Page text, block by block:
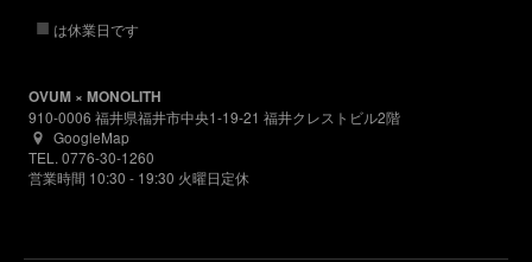
■ は休業日です
OVUM × MONOLITH
910-0006 福井県福井市中央1-19-21 福井クレストビル2階
GoogleMap
TEL. 0776-30-1260
営業時間 10:30 - 19:30 火曜日定休